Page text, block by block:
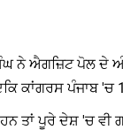
ਨੇ ਐਗਜ਼ਿਟ ਪੋਲ ਦੇ
ਕਾਂਗਰਸ ਪੰਜਾਬ 'ਚ
ਤਾਂ ਪੂਰੇ ਦੇਸ਼ 'ਚ ਵੀ